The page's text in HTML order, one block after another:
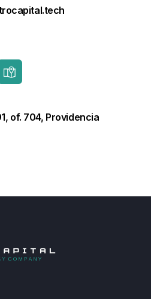
of. 704, Providencia